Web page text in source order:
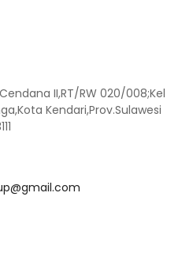
II,RT/RW 020/008;Kel
Kendari,Prov.Sulawesi